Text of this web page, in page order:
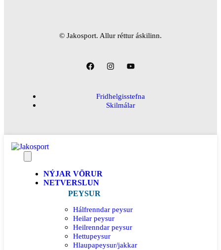
© Jakosport. Allur réttur áskilinn.
Fridhelgisstefna
Skilmálar
NÝJAR VÖRUR
NETVERSLUN
PEYSUR
Hálfrenndar peysur
Heilar peysur
Heilrenndar peysur
Hettupeysur
Hlaupapeysur/jakkar